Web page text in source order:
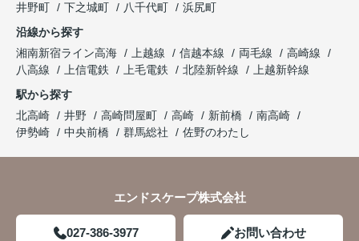
井野町
下之城町 八千代町
浜尻町
沿線から探す
湘南新宿ライン高海
上越線 信越本線 両毛線
高崎線
八高線
上信電鉄 上毛電鉄 北陸新幹線
上越新幹線
駅から探す
北高崎
井野 高崎問屋町 高崎 新前橋
南高崎
伊勢崎
中央前橋 群馬総社 佐野のわたし
エンドスケープ株式会社
027-386-3977 お問い合わせ